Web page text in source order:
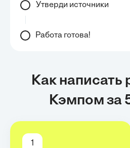
Утверди источники
Работа готова!
Как написать
Кэмпом за
1